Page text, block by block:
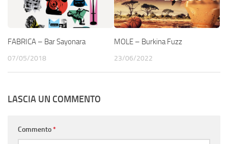
FABRICA – Bar Sayonara
07/05/2018
MOLE – Burkina Fuzz
23/06/2022
LASCIA UN COMMENTO
Commento*